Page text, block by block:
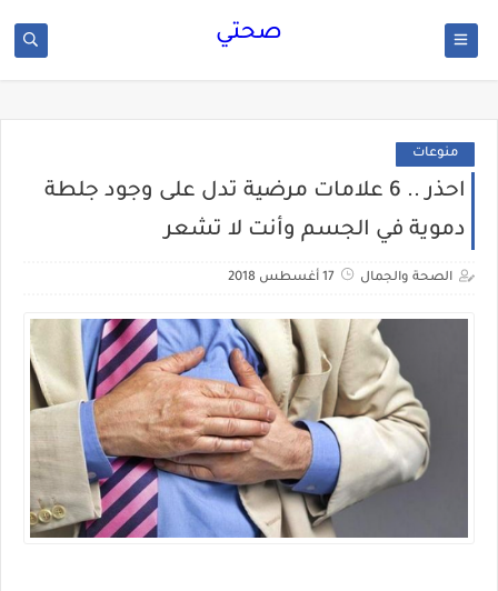
صحتي
منوعات
احذر .. 6 علامات مرضية تدل على وجود جلطة
دموية في الجسم وأنت لا تشعر
الصحة والجمال 17 أغسطس 2018